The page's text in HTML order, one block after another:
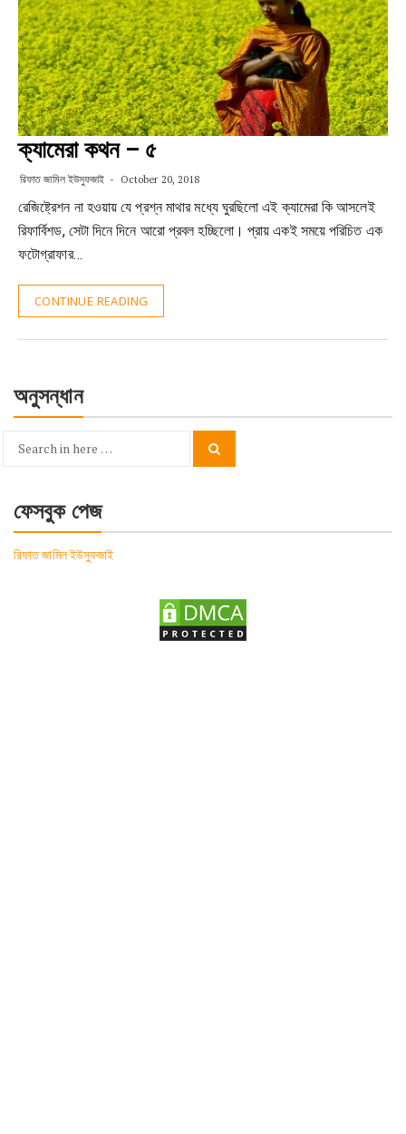
ক্যামেরা কথন – ৫
রিফাত জামিল ইউসুফজাই October 20, 2018
রেজিষ্ট্রেশন না হওয়ায় যে প্রশ্ন মাথার মধ্যে ঘুরছিলো এই ক্যামেরা কি আসলেই
রিফার্বিশড, সেটা দিনে দিনে আরো প্রবল হচ্ছিলো। প্রায় একই সময়ে পরিচিত এক
ফটোগ্রাফার…
CONTINUE READING
অনুসন্ধান
Search
ফেসবুক পেজ
রিফাত জামিল ইউসুফজাই